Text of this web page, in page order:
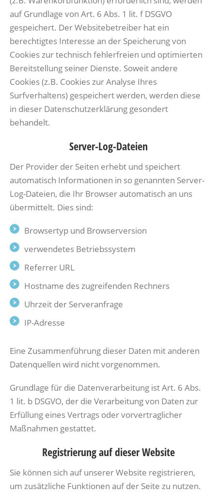
auf Grundlage von Art. 6 Abs. 1 lit. f DSGVO
gespeichert. Der Websitebetreiber hat ein
berechtigtes Interesse an der Speicherung von
Cookies zur technisch fehlerfreien und optimierten
Bereitstellung seiner Dienste. Soweit andere
Cookies (z.B. Cookies zur Analyse Ihres
Surfverhaltens) gespeichert werden, werden diese
in dieser Datenschutzerklärung gesondert
behandelt.
Server-Log-Dateien
Der Provider der Seiten erhebt und speichert
automatisch Informationen in so genannten Server-
Log-Dateien, die Ihr Browser automatisch an uns
übermittelt. Dies sind:
Browsertyp und Browserversion
verwendetes Betriebssystem
Referrer URL
Hostname des zugreifenden Rechners
Uhrzeit der Serveranfrage
IP-Adresse
Eine Zusammenführung dieser Daten mit anderen
Datenquellen wird nicht vorgenommen.
Grundlage für die Datenverarbeitung ist Art. 6 Abs.
1 lit. b DSGVO, der die Verarbeitung von Daten zur
Erfüllung eines Vertrags oder vorvertraglicher
Maßnahmen gestattet.
Registrierung auf dieser Website
Sie können sich auf unserer Website registrieren,
um zusätzliche Funktionen auf der Seite zu nutzen.